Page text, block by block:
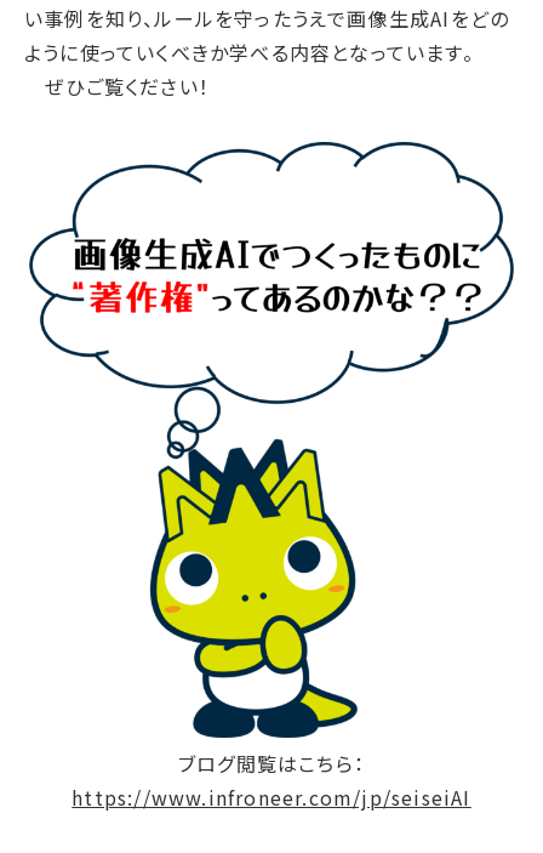
お問い合わせ
電子公告
循環経済
汚染防止
生物多様性タイムライン
水の安全保障
環境データ
社会
人権尊重
サプライチェーン・
マネジメント
健康・安全
社会データ
ガバナンス
コーポレートガバナンス
コンプライアンス
リスクマネジメント
情報セキュリティ
ガバナンスデータ
ディスクロージャーポリシー
い事例を知り、ルールを守ったうえで画像生成AIをどの
ように使っていくべきか学べる内容となっています。
ぜひご覧ください！
ブログ閲覧はこちら：
https://www.infroneer.com/jp/seiseiAI